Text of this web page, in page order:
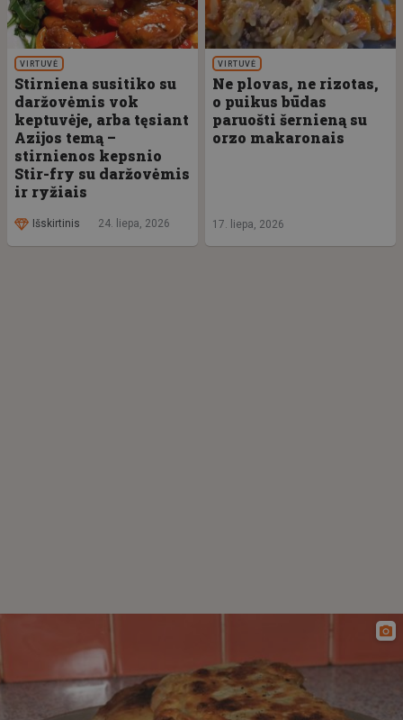
VIRTUVĖ
Stirniena susitiko su
daržovėmis vok
keptuvėje, arba tęsiant
Azijos temą –
stirnienos kepsnio
Stir-fry su daržovėmis
ir ryžiais
Išskirtinis 24. liepa, 2026
VIRTUVĖ
Ne plovas, ne rizotas,
o puikus būdas
paruošti šernieną su
orzo makaronais
17. liepa, 2026